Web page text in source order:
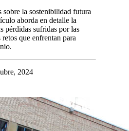
sobre la sostenibilidad futura
aborda en detalle la
pérdidas sufridas por las
que enfrentan para
2024